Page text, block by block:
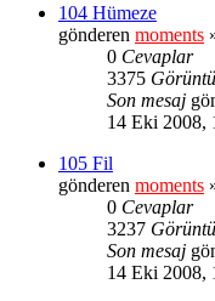
104 Hümeze
gönderen moments
0 Cevaplar
3375
Son mesaj
14 Eki 2008,
105 Fil
gönderen moments
0 Cevaplar
3237
Son mesaj
14 Eki 2008,